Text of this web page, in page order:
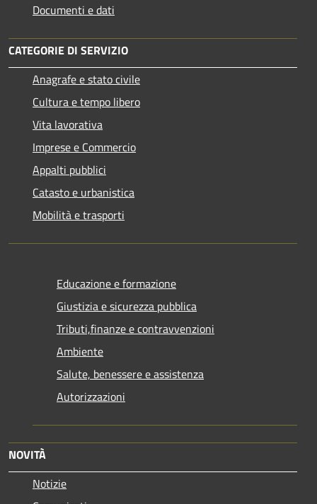
Documenti e dati
CATEGORIE DI SERVIZIO
Anagrafe e stato civile
Cultura e tempo libero
Vita lavorativa
Imprese e Commercio
Appalti pubblici
Catasto e urbanistica
Mobilità e trasporti
Educazione e formazione
Giustizia e sicurezza pubblica
Tributi,finanze e contravvenzioni
Ambiente
Salute, benessere e assistenza
Autorizzazioni
NOVITÀ
Notizie